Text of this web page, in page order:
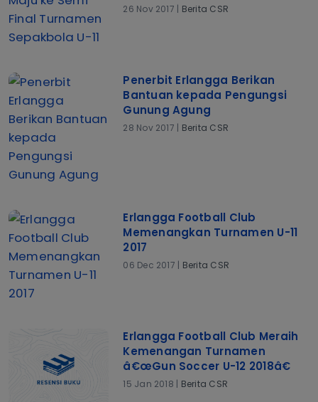
26 Nov 2017 | Berita CSR
Penerbit Erlangga Berikan
Bantuan kepada Pengungsi
Gunung Agung
28 Nov 2017 | Berita CSR
Erlangga Football Club
Memenangkan Turnamen U-11
2017
06 Dec 2017 | Berita CSR
Erlangga Football Club Meraih
Kemenangan Turnamen
â€œGun Soccer U-12 2018â€
15 Jan 2018 | Berita CSR